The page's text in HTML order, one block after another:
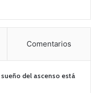
Comentarios
sueño del ascenso está